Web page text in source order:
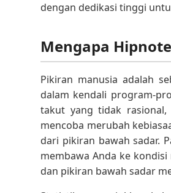
dengan dedikasi tinggi
Mengapa
Pikiran manusia adalah
dalam kendali program-
takut yang tidak
mencoba merubah
dari pikiran bawah sadar.
membawa Anda ke
dan pikiran bawah sadar